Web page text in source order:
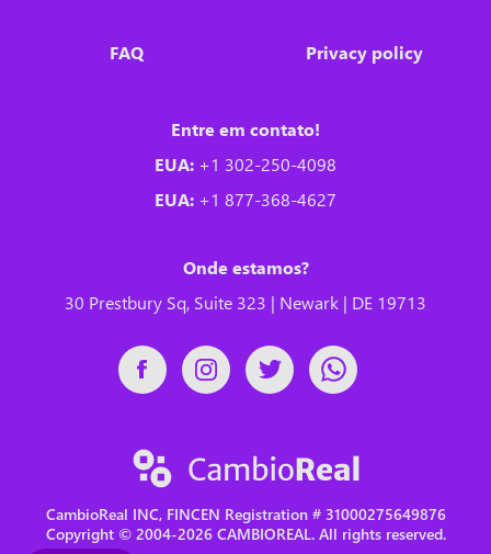
FAQ Privacy policy
Entre em contato!
EUA: +1 302-250-4098
EUA: +1 877-368-4627
Onde estamos?
30 Prestbury Sq, Suite 323 | Newark | DE 19713
CambioReal INC, FINCEN Registration # 31000275649876
Copyright © 2004-2026 CAMBIOREAL. All rights reserved.